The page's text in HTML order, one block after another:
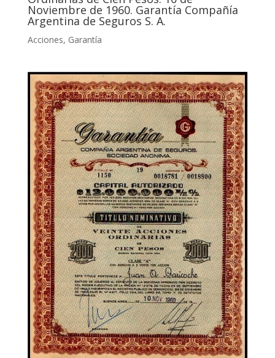
Noviembre de 1960. Garantía Compañía
Argentina de Seguros S. A.
Acciones, Garantía